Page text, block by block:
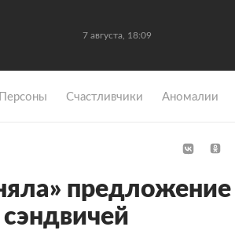
7 августа, 18:09
Персоны Счастливчики Аномалии
предложение